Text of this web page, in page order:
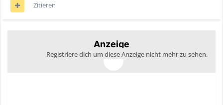
Zitieren
Anzeige
Registriere dich um diese Anzeige nicht mehr zu sehen.